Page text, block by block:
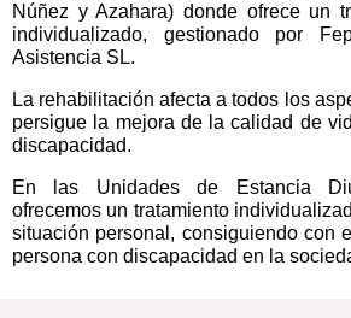
Núñez y Azahara) donde ofrece un
individualizado, gestionado por
Asistencia SL.
La rehabilitación afecta a todos los
persigue la mejora de la calidad de
discapacidad.
En las Unidades de Estancia
ofrecemos un tratamiento
situación personal, consiguiendo con
persona con discapacidad en la